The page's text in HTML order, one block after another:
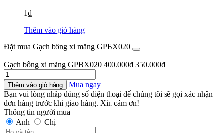
1₫
Thêm vào giỏ hàng
Đặt mua Gạch bông xi măng GPBX020
Gạch bông xi măng GPBX020 400.000₫ Giá
400.000₫.
350.000₫Giá
là:
350.000₫.
Gạch
bông
xi
măng
GPBX020
số
lượng
Thêm vào giỏ hàng
Mua ngay
Bạn vui lòng nhập đúng số điện thoại để chúng tôi sẽ gọi xác nhận
đơn hàng trước khi giao hàng. Xin cảm ơn!
Thông tin người mua
Anh
Chị